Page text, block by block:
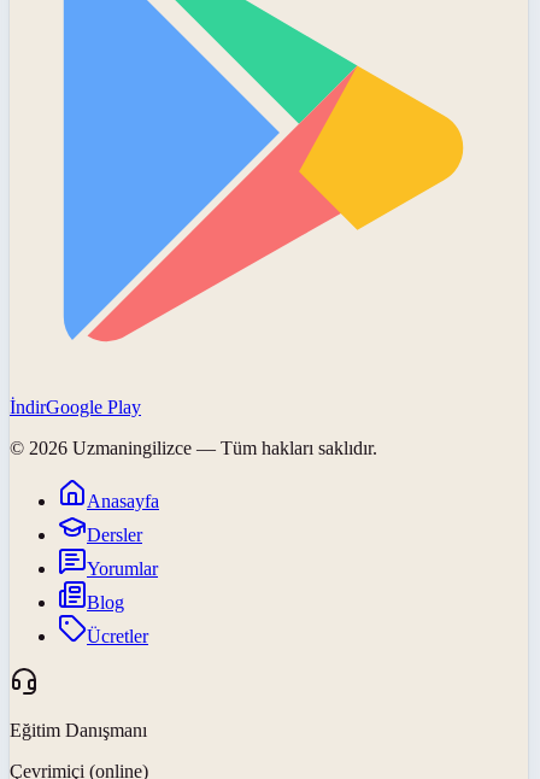
İndirGoogle Play
© 2026 Uzmaningilizce — Tüm hakları saklıdır.
Anasayfa
Dersler
Yorumlar
Blog
Ücretler
Eğitim Danışmanı
Çevrimiçi (online)